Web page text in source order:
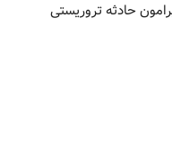
حادثه‌ تروریستی